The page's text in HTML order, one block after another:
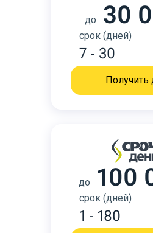
до 30
срок (дней)
7 - 30
Получить
до 100
срок (дней)
1 - 180